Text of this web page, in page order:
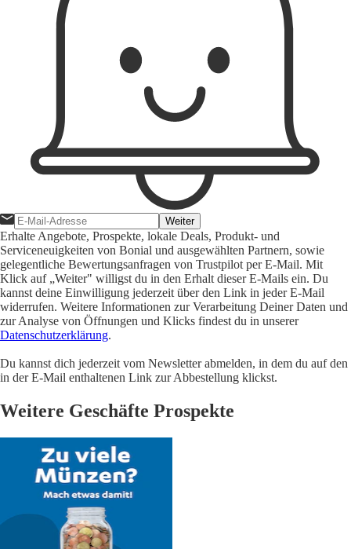
Weiter
Erhalte Angebote, Prospekte, lokale Deals, Produkt- und
Serviceneuigkeiten von Bonial und ausgewählten Partnern, sowie
gelegentliche Bewertungsanfragen von Trustpilot per E-Mail. Mit
Klick auf „Weiter" willigst du in den Erhalt dieser E-Mails ein. Du
kannst deine Einwilligung jederzeit über den Link in jeder E-Mail
widerrufen. Weitere Informationen zur Verarbeitung Deiner Daten und
zur Analyse von Öffnungen und Klicks findest du in unserer
Datenschutzerklärung.
Du kannst dich jederzeit vom Newsletter abmelden, in dem du auf den
in der E-Mail enthaltenen Link zur Abbestellung klickst.
Weitere Geschäfte Prospekte